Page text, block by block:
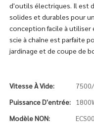
d'outils électriques. Il est
solides et durables pour
conception facile à utiliser
scie à chaîne est parfaite
jardinage et de coupe de
Vitesse À Vide:
Puissance D'entrée:
Modèle NON: